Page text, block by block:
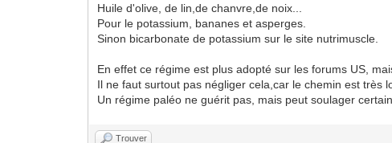
Huile d'olive, de lin,de chanvre,de noix...
Pour le potassium, bananes et asperges.
Sinon bicarbonate de potassium sur le site nutrimuscle.
En effet ce régime est plus adopté sur les forums US,
Il ne faut surtout pas négliger cela,car le chemin est très
Un régime paléo ne guérit pas, mais peut soulager
Trouver